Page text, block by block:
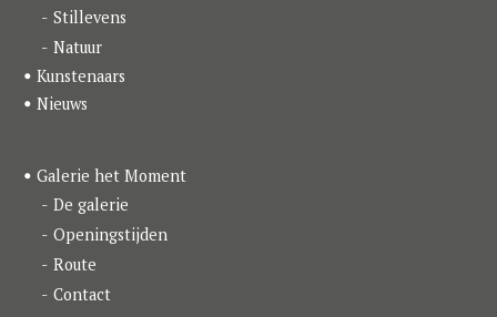
Stillevens
Natuur
Kunstenaars
Nieuws
Galerie het Moment
De galerie
Openingstijden
Route
Contact